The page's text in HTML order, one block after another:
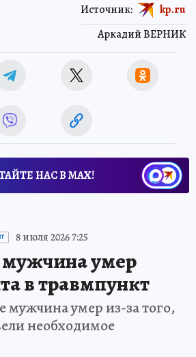
Аркадий ВЕРНИК
Источник: kp.ru
НАС В МАХ!
8 июля 2026 7:25
мужчина умер
в травмпункт
мужчина умер из-за того,
необходимое